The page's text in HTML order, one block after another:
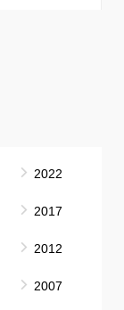
2022
2017
2012
2007